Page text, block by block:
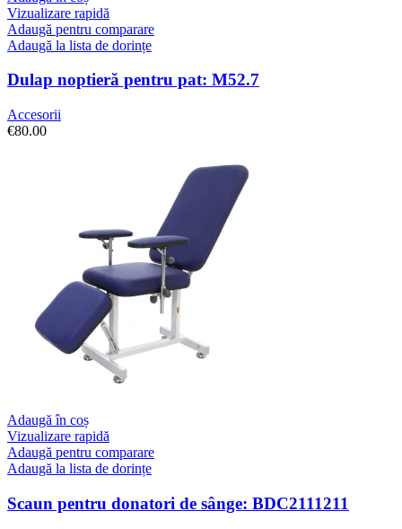
Vizualizare rapidă
Adaugă pentru comparare
Adaugă la lista de dorințe
Dulap noptieră pentru pat: M52.7
Accesorii
€80.00
Adaugă în coș
Vizualizare rapidă
Adaugă pentru comparare
Adaugă la lista de dorințe
Scaun pentru donatori de sânge: BDC2111211